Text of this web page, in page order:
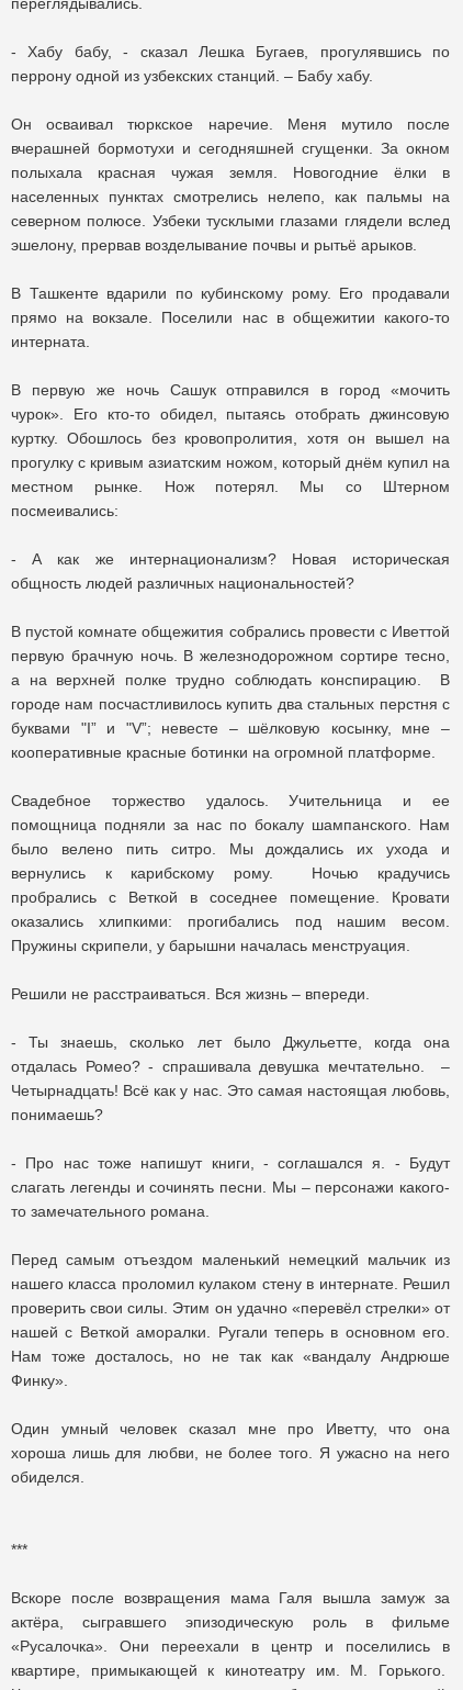
- Хабу бабу, - сказал Лешка Бугаев, прогулявшись по
перрону одной из узбекских станций. – Бабу хабу.
Он осваивал тюркское наречие. Меня мутило после
вчерашней бормотухи и сегодняшней сгущенки. За окном
полыхала красная чужая земля. Новогодние ёлки в
населенных пунктах смотрелись нелепо, как пальмы на
северном полюсе. Узбеки тусклыми глазами глядели вслед
эшелону, прервав возделывание почвы и рытьё арыков.
В Ташкенте вдарили по кубинскому рому. Его продавали
прямо на вокзале. Поселили нас в общежитии какого-то
интерната.
В первую же ночь Сашук отправился в город «мочить
чурок». Его кто-то обидел, пытаясь отобрать джинсовую
куртку. Обошлось без кровопролития, хотя он вышел на
прогулку с кривым азиатским ножом, который днём купил на
местном рынке. Нож потерял. Мы со Штерном
посмеивались:
- А как же интернационализм? Новая историческая
общность людей различных национальностей?
В пустой комнате общежития собрались провести с Иветтой
первую брачную ночь. В железнодорожном сортире тесно,
а на верхней полке трудно соблюдать конспирацию. В
городе нам посчастливилось купить два стальных перстня с
буквами "I” и "V”; невесте – шёлковую косынку, мне –
кооперативные красные ботинки на огромной платформе.
Свадебное торжество удалось. Учительница и ее
помощница подняли за нас по бокалу шампанского. Нам
было велено пить ситро. Мы дождались их ухода и
вернулись к карибскому рому. Ночью крадучись
пробрались с Веткой в соседнее помещение. Кровати
оказались хлипкими: прогибались под нашим весом.
Пружины скрипели, у барышни началась менструация.
Решили не расстраиваться. Вся жизнь – впереди.
- Ты знаешь, сколько лет было Джульетте, когда она
отдалась Ромео? - спрашивала девушка мечтательно. –
Четырнадцать! Всё как у нас. Это самая настоящая любовь,
понимаешь?
- Про нас тоже напишут книги, - соглашался я. - Будут
слагать легенды и сочинять песни. Мы – персонажи какого-
то замечательного романа.
Перед самым отъездом маленький немецкий мальчик из
нашего класса проломил кулаком стену в интернате. Решил
проверить свои силы. Этим он удачно «перевёл стрелки» от
нашей с Веткой аморалки. Ругали теперь в основном его.
Нам тоже досталось, но не так как «вандалу Андрюше
Финку».
Один умный человек сказал мне про Иветту, что она
хороша лишь для любви, не более того. Я ужасно на него
обиделся.
***
Вскоре после возвращения мама Галя вышла замуж за
актёра, сыгравшего эпизодическую роль в фильме
«Русалочка». Они переехали в центр и поселились в
квартире, примыкающей к кинотеатру им. М. Горького.